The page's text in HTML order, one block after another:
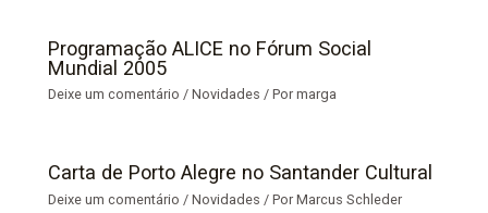
Programação ALICE no Fórum Social
Mundial 2005
Deixe um comentário /Novidades / Pormarga
Carta de Porto Alegre no Santander Cultural
Deixe um comentário /Novidades / PorMarcus Schleder